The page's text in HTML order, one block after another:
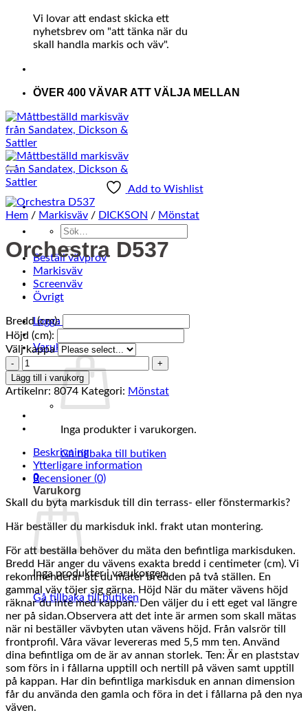
Vi lovar att endast skicka ett
nyhetsbrev om "att tänka när du
skall handla markis och väv".
ÖVER 400 VÄVAR ATT VÄLJA MELLAN
Sök
efter:
Beställ vävprov
Markisväv
Screenväv
Övrigt
Logga in
Varukorg /0kr 0
Inga produkter i varukorgen.
Gå tillbaka till butiken
0
Varukorg
Inga produkter i varukorgen.
Gå tillbaka till butiken
Add to Wishlist
Hem / Markisväv / DICKSON / Mönstat
Orchestra D537
Bredd (cm):
Höjd (cm):
Välj kappa
Orchestra
D537
mängd
Lägg till i varukorg
Artikelnr: 8074 Kategori: Mönstat
Beskrivning
Ytterligare information
Recensioner (0)
Skall du byta markisduk till din terrass- eller fönstermarkis?
Här beställer du markisduk inkl. frakt utan montering.
För att beställa behöver du mäta den befintliga markisduken.
Bredd Här anger du vävens exakta bredd i centimeter (cm). Vi
rekommenderar att du mäter bredden på två ställen. En
gammal väv töjer sig gärna. Höjd När du mäter vävens höjd
räknar du inte med kappan. Den väljer du i ett eget val längre
ner på sidan.Observera att det inte är armen som skall mätas
när ni beställer vävbyten utan vävens höjd. Från valsrör till
frontprofil. Våra vävar levereras med 5,5 mm ten. Använd
dina befintliga om de är av annan storlek. Ten: Är en plaststav
som förs in i fållarna upptill och nertill på väven samt upptill
på kappan. Har din befintliga markisduk en annan dimension
får du använda den gamla och föra in det i fållarna på den nya
väven.